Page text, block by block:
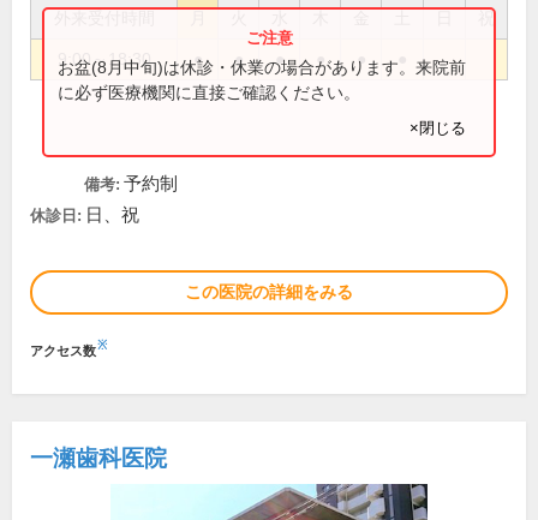
祝
9:00～18:30 ● ● ● ● ●
お盆(8月中旬)は休診・休業の場合があります。来院前
に必ず医療機関に直接ご確認ください。
×閉じる
備考: 予約制
休診日: 日、祝
この医院の詳細をみる
アクセス数※
一瀬歯科医院